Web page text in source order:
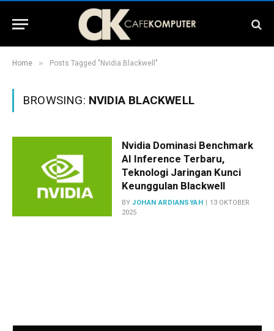
Home » Posts Tagged "Nvidia Blackwell"
BROWSING: NVIDIA BLACKWELL
Nvidia Dominasi Benchmark
AI Inference Terbaru,
Teknologi Jaringan Kunci
Keunggulan Blackwell
BY JOHAN ARDIANSYAH
13 OKTOBER
2025